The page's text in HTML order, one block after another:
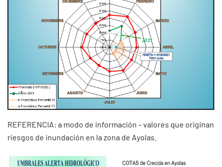
REFERENCIA: a modo de información – valores que originan
riesgos de inundación en la zona de Ayolas.